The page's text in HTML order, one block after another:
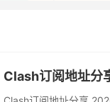
Clash订阅地址分